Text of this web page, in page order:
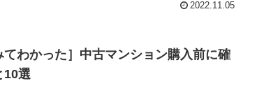
2022.11.05
てわかった］中古マンション購入前に確
10選